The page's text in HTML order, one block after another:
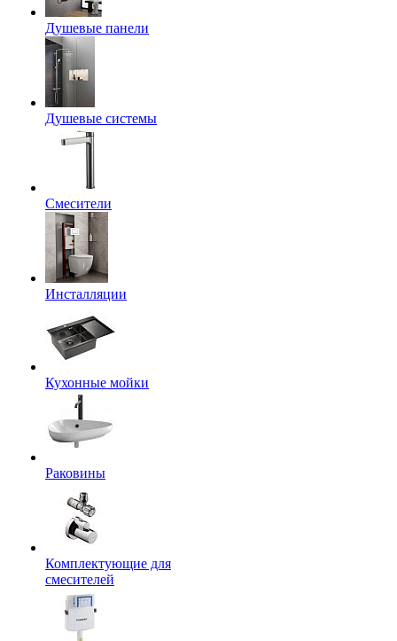
Душевые панели
Душевые системы
Смесители
Инсталляции
Кухонные мойки
Раковины
Комплектующие для
смесителей